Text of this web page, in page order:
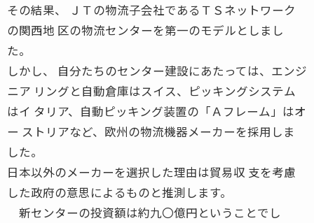
その結果、 ＪＴの物流子会社であるＴＳネットワーク
の関西地 区の物流センターを第一のモデルとしまし
た。
しかし、 自分たちのセンター建設にあたっては、エンジ
ニア リングと自動倉庫はスイス、ピッキングシステム
はイ タリア、自動ピッキング装置の「Ａフレーム」はオ
ー ストリアなど、欧州の物流機器メーカーを採用しま
した。
日本以外のメーカーを選択した理由は貿易収 支を考慮
した政府の意思によるものと推測します。
新センターの投資額は約九〇億円ということでし